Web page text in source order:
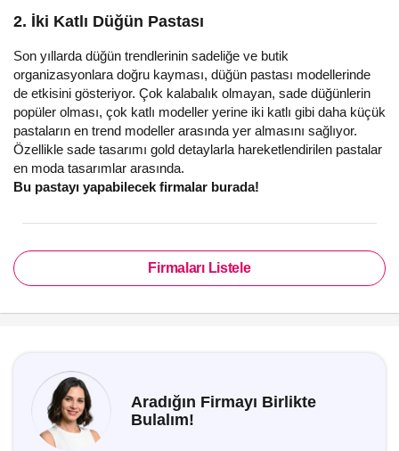
2. İki Katlı Düğün Pastası
Son yıllarda düğün trendlerinin sadeliğe ve butik
organizasyonlara doğru kayması, düğün pastası modellerinde
de etkisini gösteriyor. Çok kalabalık olmayan, sade düğünlerin
popüler olması, çok katlı modeller yerine iki katlı gibi daha küçük
pastaların en trend modeller arasında yer almasını sağlıyor.
Özellikle sade tasarımı gold detaylarla hareketlendirilen pastalar
en moda tasarımlar arasında.
Bu pastayı yapabilecek firmalar burada!
Firmaları Listele
Aradığın Firmayı Birlikte
Bulalım!